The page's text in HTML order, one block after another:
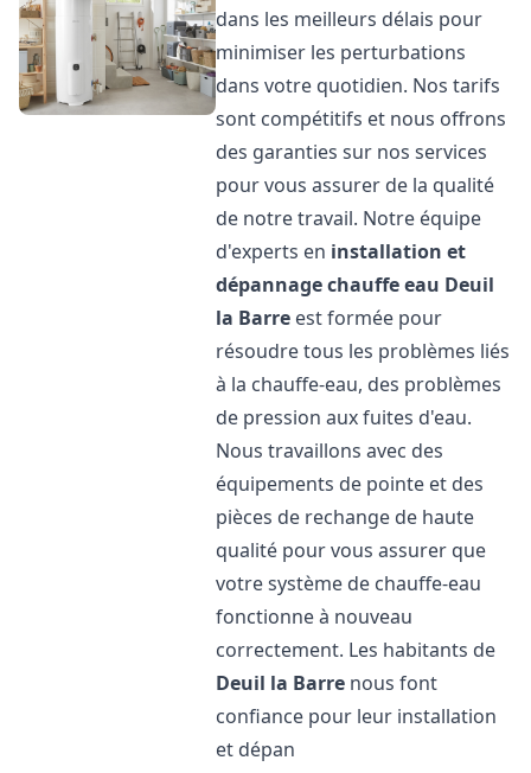
dans les meilleurs délais pour
minimiser les perturbations
dans votre quotidien. Nos tarifs
sont compétitifs et nous offrons
des garanties sur nos services
pour vous assurer de la qualité
de notre travail. Notre équipe
d'experts en installation et
dépannage chauffe eau Deuil
la Barre est formée pour
résoudre tous les problèmes liés
à la chauffe-eau, des problèmes
de pression aux fuites d'eau.
Nous travaillons avec des
équipements de pointe et des
pièces de rechange de haute
qualité pour vous assurer que
votre système de chauffe-eau
fonctionne à nouveau
correctement. Les habitants de
Deuil la Barre nous font
confiance pour leur installation
et dépan